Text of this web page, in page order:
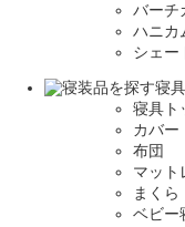
バーチ
ハニカ
シェー
寝
寝具ト
カバー
布団
マット
まくら
ベビー